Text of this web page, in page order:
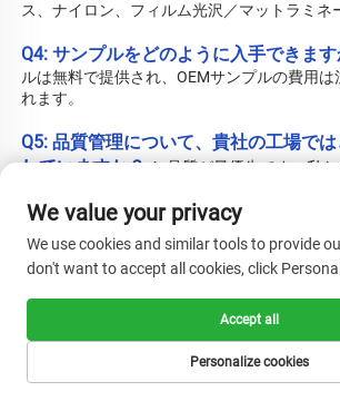
ス、ナイロン、フィルム光沢／マットラミネ
Q4: サンプルをどのように入手できます
ルは無料で提供され、OEMサンプルの費用は
れます。
Q5: 品質管理について、貴社の工場で
していますか？ A: 品質が最優先です。私
ISO14001:2015、ISO9001:2008、SMETA、
Q6: 貴社の世界的ブランドのお客様はど
カ・コーラ、KIABI、スコダ、FCB、トリッ
H&M、エスティ ローダー、ホビーロビーなど
A: 製品に関してご不明な点がございましたら
We value your privacy
We use cookies and similar tools to provide
don't want to accept all cookies, click
Personalize cookies
Accept all